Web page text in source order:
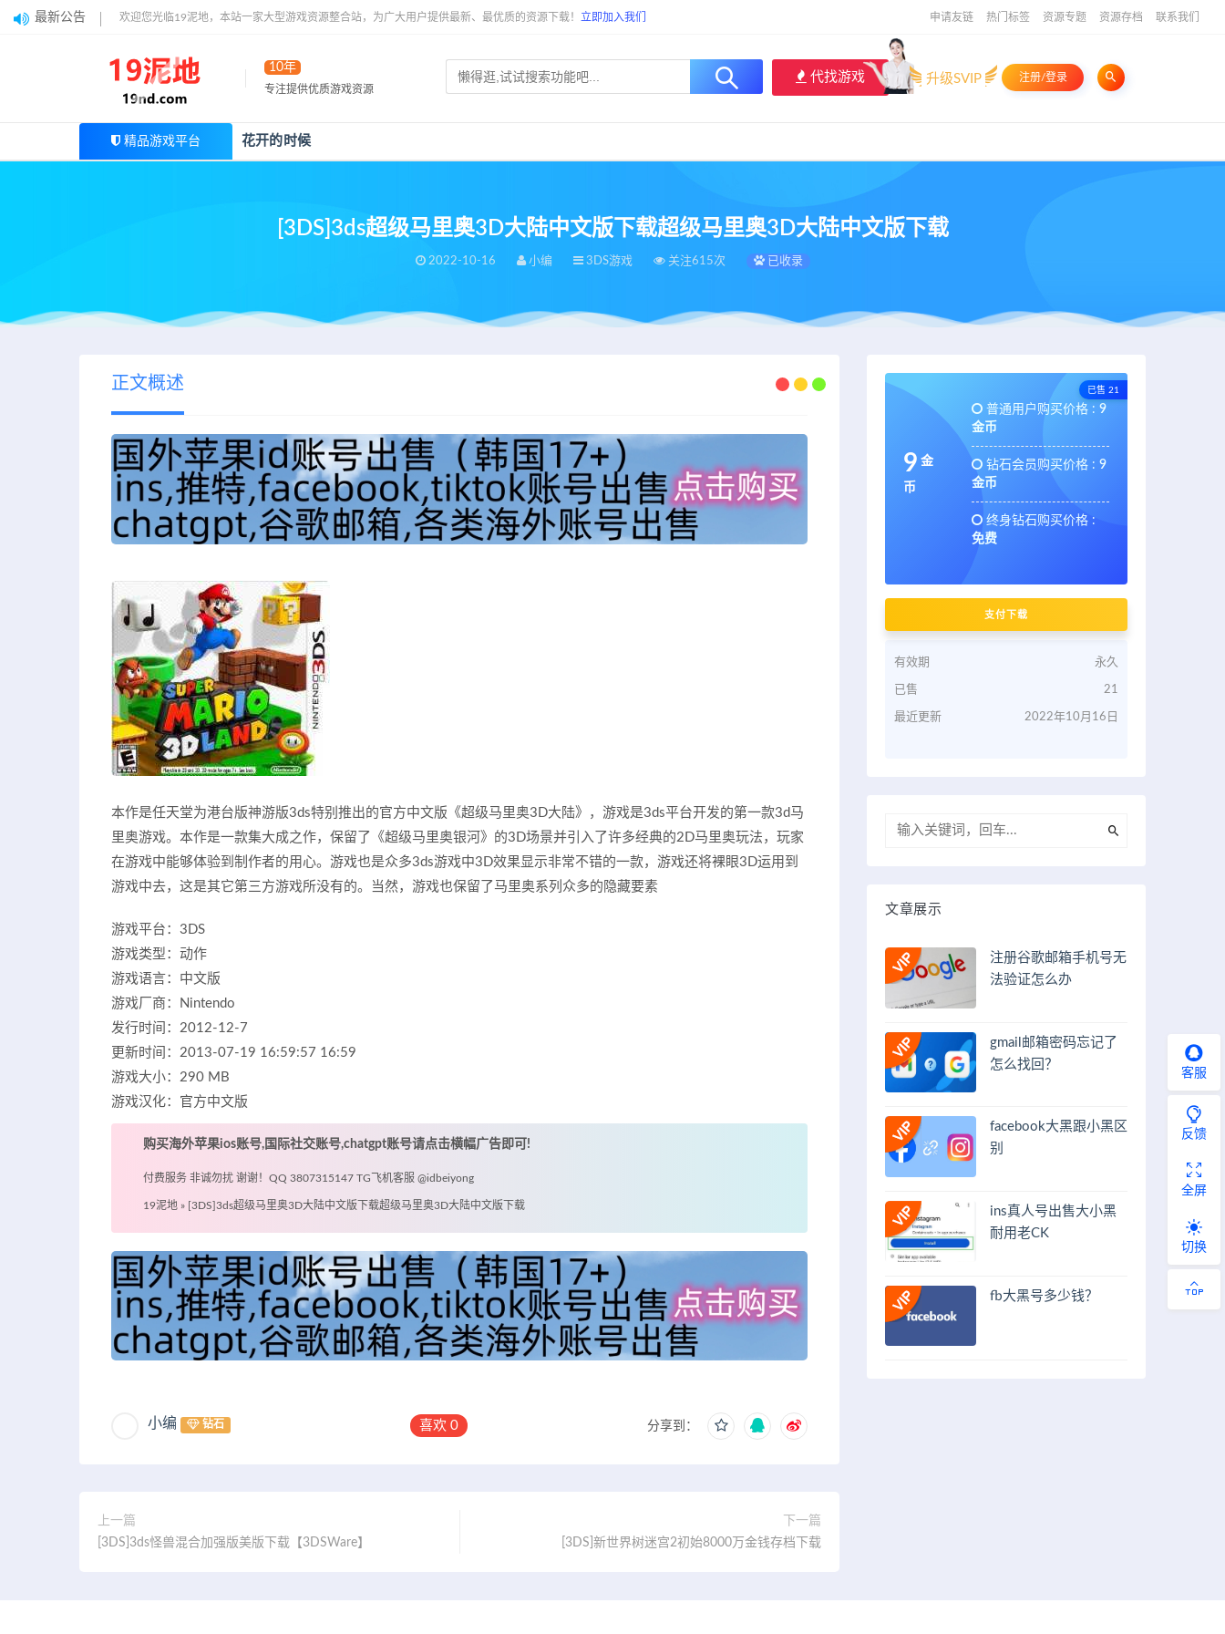
最新公告 欢迎您光临19泥地，本站一家大型游戏资源整合站，为广大用户提供最新、最优质的资源下载！ 立即加入我们 申请友链 热门标签 资源专题 资源存档 联系我们
10年
专注提供优质游戏资源
代找游戏 升级SVIP 注册/登录
精品游戏平台 花开的时候
[3DS]3ds超级马里奥3D大陆中文版下载超级马里奥3D大陆中文版下载
2022-10-16 小编 3DS游戏 关注615次 已收录
正文概述
本作是任天堂为港台版神游版3ds特别推出的官方中文版《超级马里奥3D大陆》，游戏是3ds平台开发的第一款3d马
里奥游戏。本作是一款集大成之作，保留了《超级马里奥银河》的3D场景并引入了许多经典的2D马里奥玩法，玩家
在游戏中能够体验到制作者的用心。游戏也是众多3ds游戏中3D效果显示非常不错的一款，游戏还将裸眼3D运用到
游戏中去，这是其它第三方游戏所没有的。当然，游戏也保留了马里奥系列众多的隐藏要素
游戏平台：3DS
游戏类型：动作
游戏语言：中文版
游戏厂商：Nintendo
发行时间：2012-12-7
更新时间：2013-07-19 16:59:57 16:59
游戏大小：290 MB
游戏汉化：官方中文版
购买海外苹果ios账号,国际社交账号,chatgpt账号请点击横幅广告即可!
付费服务 非诚勿扰 谢谢！QQ 3807315147 TG飞机客服 @idbeiyong
19泥地 » [3DS]3ds超级马里奥3D大陆中文版下载超级马里奥3D大陆中文版下载
小编 钻石 喜欢0 分享到：
上一篇
[3DS]3ds怪兽混合加强版美版下载【3DSWare】
下一篇
[3DS]新世界树迷宫2初始8000万金钱存档下载
已售 21
9 金
币
普通用户购买价格 : 9
金币
钻石会员购买价格 : 9
金币
终身钻石购买价格 :
免费
支付下载
有效期 永久
已售 21
最近更新 2022年10月16日
文章展示
注册谷歌邮箱手机号无
法验证怎么办
gmail邮箱密码忘记了
怎么找回？
facebook大黑跟小黑区
别
ins真人号出售大小黑
耐用老CK
fb大黑号多少钱？
客服
反馈
全屏
切换